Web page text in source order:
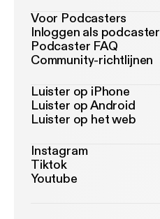
Voor Podcasters
Inloggen als podcaster
Podcaster FAQ
Community-richtlijnen
Luister op iPhone
Luister op Android
Luister op het web
Instagram
Tiktok
Youtube